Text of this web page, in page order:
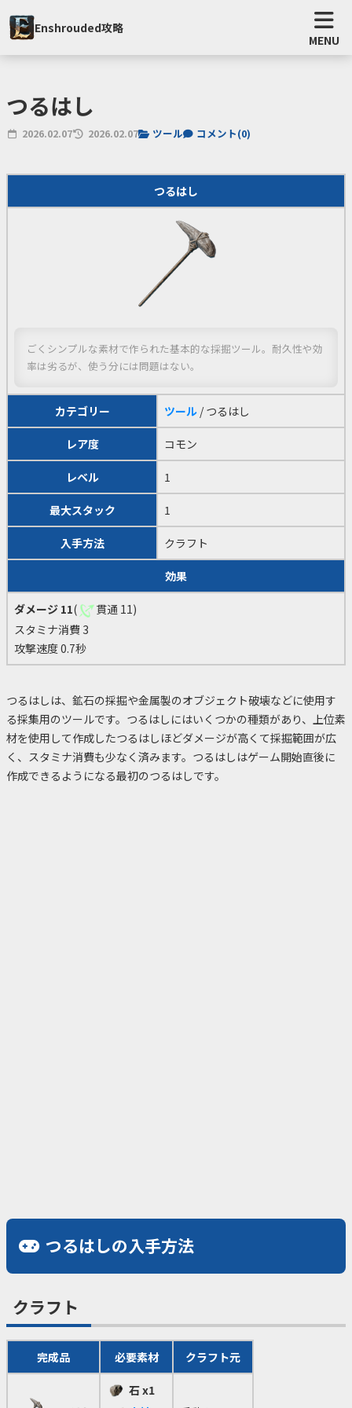
Enshrouded攻略
MENU
つるはし
2026.02.07 2026.02.07 ツール コメント(0)
つるはし
ごくシンプルな素材で作られた基本的な採掘ツール。耐久性や効
率は劣るが、使う分には問題はない。
カテゴリー ツール / つるはし
レア度 コモン
レベル 1
最大スタック 1
入手方法 クラフト
効果
ダメージ 11(
貫通 11)
スタミナ消費 3
攻撃速度 0.7秒
つるはしは、鉱石の採掘や金属製のオブジェクト破壊などに使用す
る採集用のツールです。つるはしにはいくつかの種類があり、上位素
材を使用して作成したつるはしほどダメージが高くて採掘範囲が広
く、スタミナ消費も少なく済みます。つるはしはゲーム開始直後に
作成できるようになる最初のつるはしです。
つるはしの入手方法
クラフト
完成品 必要素材 クラフト元
石x1